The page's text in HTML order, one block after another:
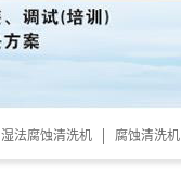
湿法腐蚀清洗机 腐蚀清洗机